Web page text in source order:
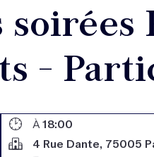
soirées
-
À 18:00
4 Rue Dante, 75005